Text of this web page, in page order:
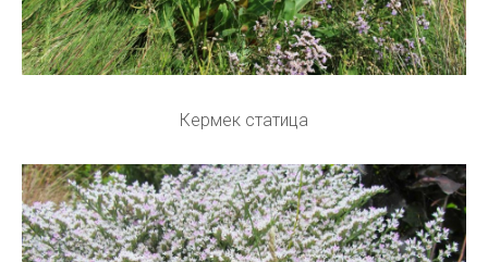
Кермек статица